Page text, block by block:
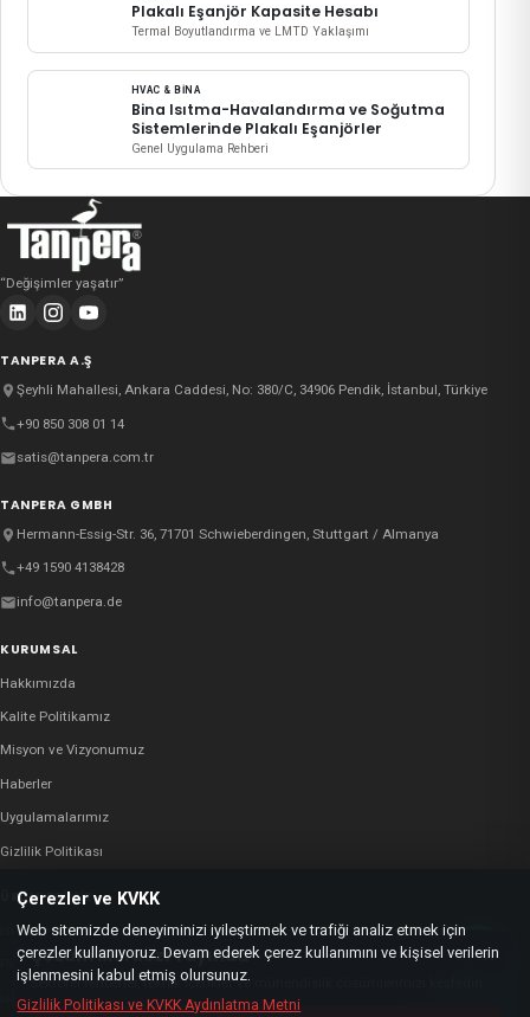
Plakalı Eşanjör Kapasite Hesabı
Termal Boyutlandırma ve LMTD Yaklaşımı
HVAC & BINA
Bina Isıtma-Havalandırma ve Soğutma
Sistemlerinde Plakalı Eşanjörler
Genel Uygulama Rehberi
“Değişimler yaşatır”
TANPERA A.Ş
Şeyhli Mahallesi, Ankara Caddesi, No: 380/C, 34906 Pendik, İstanbul, Türkiye
+90 850 308 01 14
satis@tanpera.com.tr
TANPERA GMBH
Hermann-Essig-Str. 36, 71701 Schwieberdingen, Stuttgart / Almanya
+49 1590 4138428
info@tanpera.de
KURUMSAL
Hakkımızda
Kalite Politikamız
Misyon ve Vizyonumuz
Haberler
Uygulamalarımız
Gizlilik Politikası
ÜRÜNLERIMIZ
Isı Değiştiriciler
Paket Sistem Çözümleri
Isıl Depolama Çözümleri
×
Çözüm Merkezi Yayında
Sektörel rehberler, teknik içerikler ve mühendislik çözümlerimizi keşfedin.
Çerezler ve KVKK
Web sitemizde deneyiminizi iyileştirmek ve trafiği analiz etmek için
çerezler kullanıyoruz. Devam ederek çerez kullanımını ve kişisel verilerin
işlenmesini kabul etmiş olursunuz.
Gizlilik Politikası ve KVKK Aydınlatma Metni